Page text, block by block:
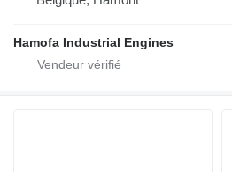
Hamofa Industrial Engines